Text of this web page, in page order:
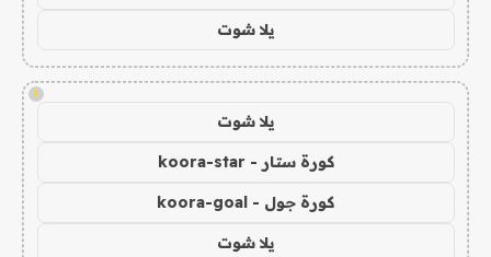
يلا شوت
!
يلا شوت
كورة ستار - koora-star
كورة جول - koora-goal
يلا شوت